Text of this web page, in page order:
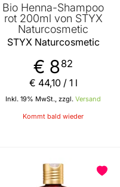
Bio Henna-Shampoo
rot 200ml von STYX
Naturcosmetic
STYX Naturcosmetic
€ 882
Inkl. 19% MwSt., zzgl. Versand
€ 44,10/ 1 l
Kommt bald wieder